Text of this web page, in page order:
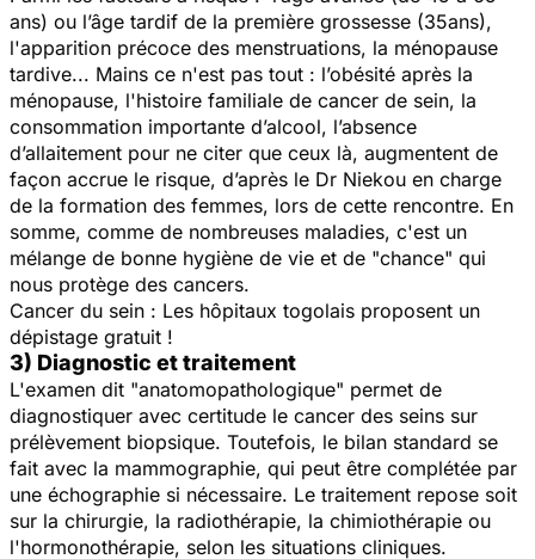
ans) ou l’âge tardif de la première grossesse (35ans),
l'apparition précoce des menstruations, la ménopause
tardive... Mains ce n'est pas tout : l’obésité après la
ménopause, l'histoire familiale de cancer de sein, la
consommation importante d’alcool, l’absence
d’allaitement pour ne citer que ceux là, augmentent de
façon accrue le risque, d’après le Dr Niekou en charge
de la formation des femmes, lors de cette rencontre. En
somme, comme de nombreuses maladies, c'est un
mélange de bonne hygiène de vie et de "chance" qui
nous protège des cancers.
​Cancer du sein : Les hôpitaux togolais proposent un
dépistage gratuit !
3) Diagnostic et traitement
L'examen dit "anatomopathologique" permet de
diagnostiquer avec certitude le cancer des seins sur
prélèvement biopsique. Toutefois, le bilan standard se
fait avec la mammographie, qui peut être complétée par
une échographie si nécessaire. Le traitement repose soit
sur la chirurgie, la radiothérapie, la chimiothérapie ou
l'hormonothérapie, selon les situations cliniques.